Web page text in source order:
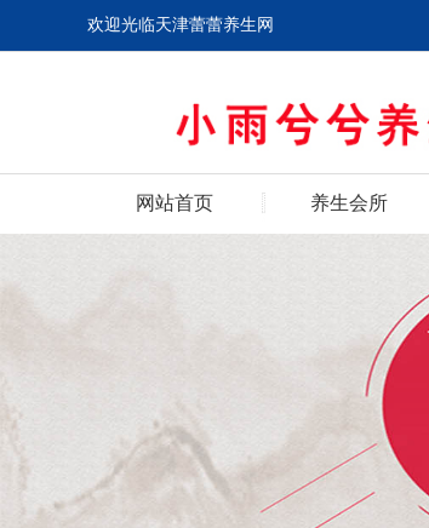
欢迎光临天津蕾蕾养生网
网站首页 养生会所